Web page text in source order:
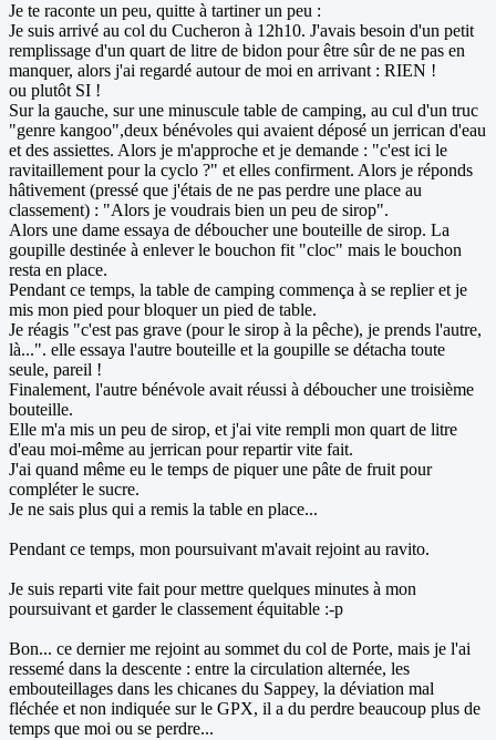
Je te raconte un peu, quitte à tartiner un peu :
Je suis arrivé au col du Cucheron à 12h10. J'avais besoin d'un petit
remplissage d'un quart de litre de bidon pour être sûr de ne pas en
manquer, alors j'ai regardé autour de moi en arrivant : RIEN !
ou plutôt SI !
Sur la gauche, sur une minuscule table de camping, au cul d'un truc
"genre kangoo",deux bénévoles qui avaient déposé un jerrican d'eau
et des assiettes. Alors je m'approche et je demande : "c'est ici le
ravitaillement pour la cyclo ?" et elles confirment. Alors je réponds
hâtivement (pressé que j'étais de ne pas perdre une place au
classement) : "Alors je voudrais bien un peu de sirop".
Alors une dame essaya de déboucher une bouteille de sirop. La
goupille destinée à enlever le bouchon fit "cloc" mais le bouchon
resta en place.
Pendant ce temps, la table de camping commença à se replier et je
mis mon pied pour bloquer un pied de table.
Je réagis "c'est pas grave (pour le sirop à la pêche), je prends l'autre,
là...". elle essaya l'autre bouteille et la goupille se détacha toute
seule, pareil !
Finalement, l'autre bénévole avait réussi à déboucher une troisième
bouteille.
Elle m'a mis un peu de sirop, et j'ai vite rempli mon quart de litre
d'eau moi-même au jerrican pour repartir vite fait.
J'ai quand même eu le temps de piquer une pâte de fruit pour
compléter le sucre.
Je ne sais plus qui a remis la table en place...
Pendant ce temps, mon poursuivant m'avait rejoint au ravito.
Je suis reparti vite fait pour mettre quelques minutes à mon
poursuivant et garder le classement équitable :-p
Bon... ce dernier me rejoint au sommet du col de Porte, mais je l'ai
ressemé dans la descente : entre la circulation alternée, les
embouteillages dans les chicanes du Sappey, la déviation mal
fléchée et non indiquée sur le GPX, il a du perdre beaucoup plus de
temps que moi ou se perdre...